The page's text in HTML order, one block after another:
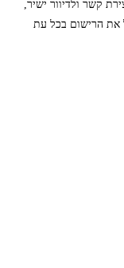
קשר ולדיוור ישיר,
את הרישום בכל עת